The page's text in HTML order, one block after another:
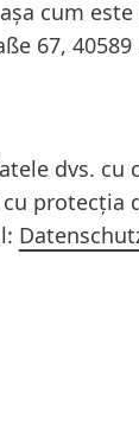
cum
67,
dvs. cu
protecția